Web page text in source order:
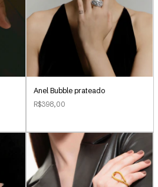
Anel Bubble prateado
R$398,00